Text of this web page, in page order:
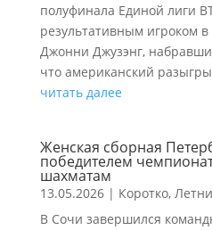
полуфинала Единой лиги
результативным игроком в
Джонни Джузэнг,
что американский
читать далее
Женская сборная
победителем
шахматам
13.05.2026| Коротко,
В Сочи завершился